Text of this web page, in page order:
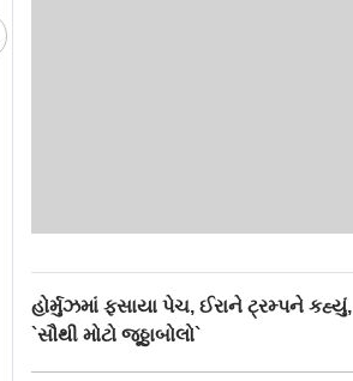
હોર્મુઝમાં ફસાયા પેચ, ઈરાને ટ્રમ્પને કહ્યું,
`સૌથી મોટો જૂઠ્ઠાબોલો`